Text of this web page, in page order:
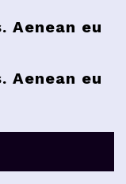
Aenean eu
Aenean eu